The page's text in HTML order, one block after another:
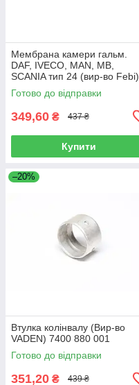
Мембрана камери гальм.
DAF, IVECO, MAN, MB,
SCANIA тип 24 (вир-во Febi)
07103
Готово до відправки
349,60 ₴ 437 ₴
Купити
–20%
Втулка колінвалу (Вир-во
VADEN) 7400 880 001
Готово до відправки
351,20 ₴ 439 ₴